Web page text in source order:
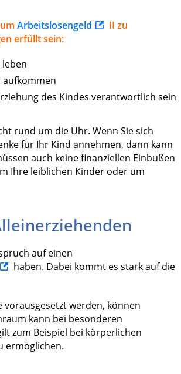
Arbeitslosengeld
II zu
erfüllt sein:
aufkommen
des Kindes verantwortlich sein
rund um die Uhr. Wenn Sie sich
für Ihr Kind annehmen, dann kann
auch keine finanziellen Einbußen
Ihre leiblichen Kinder oder um
auf einen
haben. Dabei kommt es stark auf die
werden, können
kann bei besonderen
zum Beispiel bei körperlichen
ermöglichen.
Erschreckend: Asylbewerber treiben
Ihr Kind kam schwer behindert zur